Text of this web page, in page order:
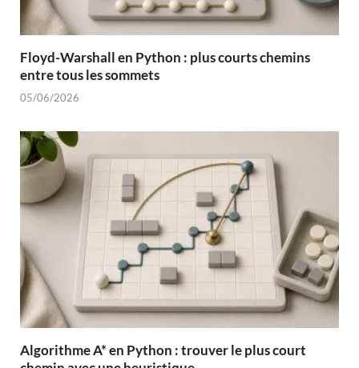
Floyd-Warshall en Python : plus courts chemins
entre tous les sommets
05/06/2026
Algorithme A* en Python : trouver le plus court